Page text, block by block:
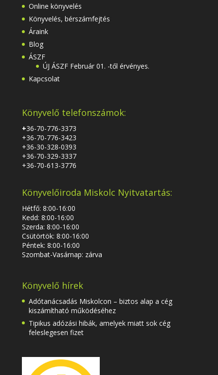
Online könyvelés
Könyvelés, bérszámfejtés
Áraink
Blog
ÁSZF
ÚJ ÁSZF Február 01. -től érvényes.
Kapcsolat
Könyvelő telefonszámok:
+36-70-776-3373
+36-70-776-3423
+36-30-328-0393
+36-70-329-3337
+36-70-613-3776
Könyvelőiroda Miskolc Nyitvatartás:
Hétfő: 8:00-16:00
Kedd: 8:00-16:00
Szerda: 8:00-16:00
Csütörtök: 8:00-16:00
Péntek: 8:00-16:00
Szombat-Vasárnap: zárva
Könyvelő hírek
Adótanácsadás Miskolcon – biztos alap a cég
kiszámítható működéséhez
Tipikus adózási hibák, amelyek miatt sok cég
feleslegesen fizet